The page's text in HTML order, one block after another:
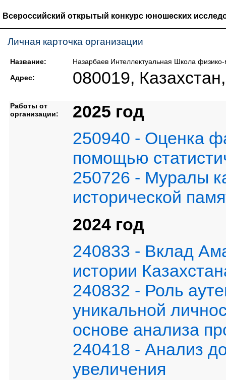
Всероссийский открытый конкурс юношеских
Личная карточка организации
Название:
Назарбаев Интеллектуальная Школа
Адрес:
080019,
Работы от
организации:
2025 год
250940 - Оценка
помощью
250726 - Муралы
исторической
2024 год
240833 - Вклад
истории
240832 - Роль
уникальной
основе анализа
240418 - Анализ
увеличения